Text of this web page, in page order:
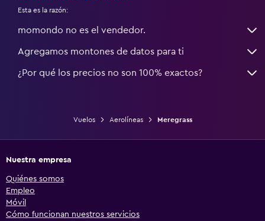
Esta es la razón:
momondo no es el vendedor.
Agregamos montones de datos para ti
¿Por qué los precios no son 100% exactos?
Vuelos Aerolíneas Meregrass
Nuestra empresa
Quiénes somos
Empleo
Móvil
Cómo funcionan nuestros servicios